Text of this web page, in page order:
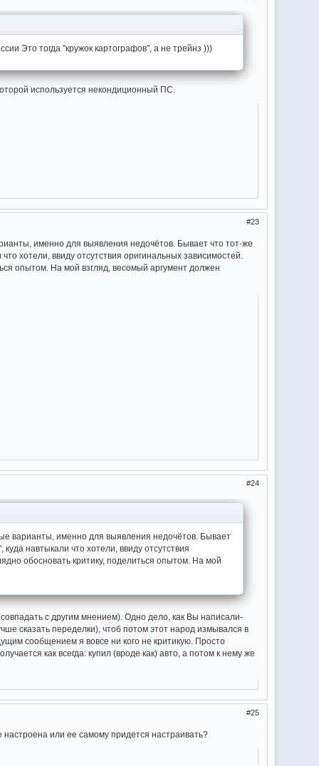
Это тогда "кружок картографов", а не трейнз )))
используется некондиционный ПС.
23
именно для выявления недочётов. Бывает что тот-же
хотели, ввиду отсутствия оригинальных зависимостей.
опытом. На мой взгляд, весомый аргумент должен
24
варианты, именно для выявления недочётов. Бывает
навтыкали что хотели, ввиду отсутствия
обосновать критику, поделиться опытом. На мой
с другим мнением). Одно дело, как Вы написали-
сказать переделки), чтоб потом этот народ измывался в
сообщением я вовсе ни кого не критикую. Просто
как всегда: купил (вроде как) авто, а потом к нему же
25
или ее самому придется настраивать?